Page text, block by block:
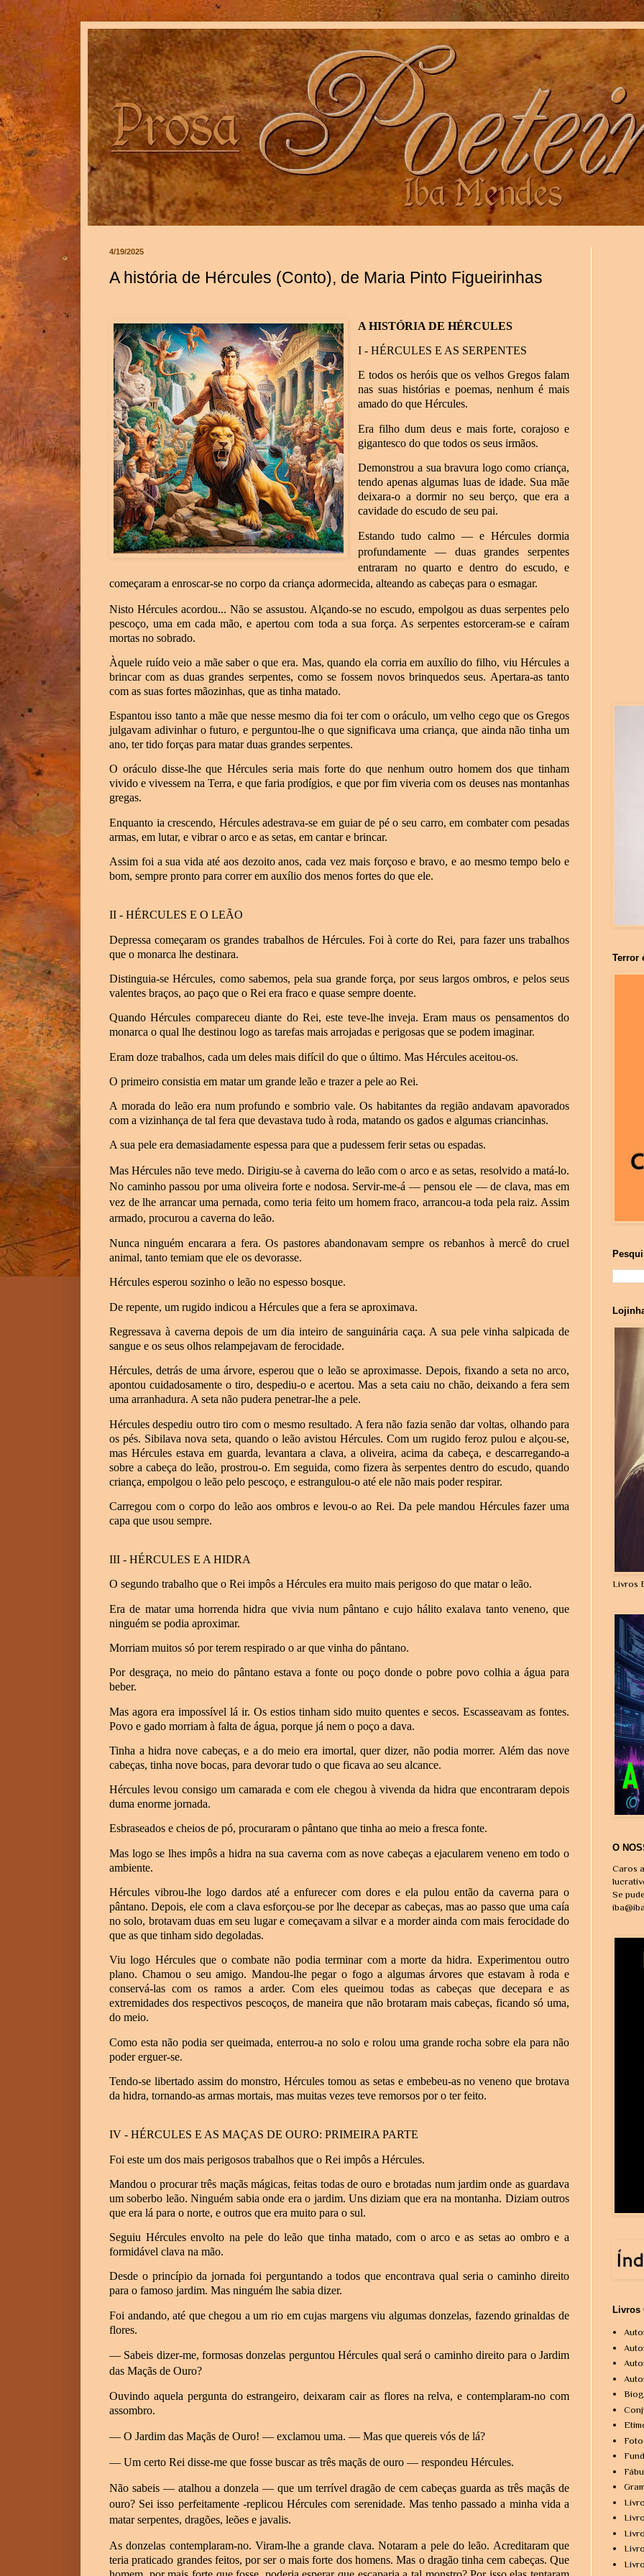
4/19/2025
A história de Hércules (Conto), de Maria Pinto Figueirinhas
A HISTÓRIA DE HÉRCULES
I - HÉRCULES E AS SERPENTES
E todos os heróis que os velhos Gregos falam
nas suas histórias e poemas, nenhum é mais
amado do que Hércules.
Era filho dum deus e mais forte, corajoso e
gigantesco do que todos os seus irmãos.
Demonstrou a sua bravura logo como criança,
tendo apenas algumas luas de idade. Sua mãe
deixara-o a dormir no seu berço, que era a
cavidade do escudo de seu pai.
Estando tudo calmo—e Hércules dormia
profundamente —duas grandes serpentes
entraram no quarto e dentro do escudo, e
começaram a enroscar-se no corpo da criança adormecida, alteando as cabeças para o esmagar.
Nisto Hércules acordou... Não se assustou. Alçando-se no escudo, empolgou as duas serpentes pelo
pescoço, uma em cada mão, e apertou com toda a sua força. As serpentes estorceram-se e caíram
mortas no sobrado.
Àquele ruído veio a mãe saber o que era. Mas, quando ela corria em auxílio do filho, viu Hércules a
brincar com as duas grandes serpentes, como se fossem novos brinquedos seus. Apertara-as tanto
com as suas fortes mãozinhas, que as tinha matado.
Espantou isso tanto a mãe que nesse mesmo dia foi ter com o oráculo, um velho cego que os Gregos
julgavam adivinhar o futuro, e perguntou-lhe o que significava uma criança, que ainda não tinha um
ano, ter tido forças para matar duas grandes serpentes.
O oráculo disse-lhe que Hércules seria mais forte do que nenhum outro homem dos que tinham
vivido e vivessem na Terra, e que faria prodígios, e que por fim viveria com os deuses nas montanhas
gregas.
Enquanto ia crescendo, Hércules adestrava-se em guiar de pé o seu carro, em combater com pesadas
armas, em lutar, e vibrar o arco e as setas, em cantar e brincar.
Assim foi a sua vida até aos dezoito anos, cada vez mais forçoso e bravo, e ao mesmo tempo belo e
bom, sempre pronto para correr em auxílio dos menos fortes do que ele.
II - HÉRCULES E O LEÃO
Depressa começaram os grandes trabalhos de Hércules. Foi à corte do Rei, para fazer uns trabalhos
que o monarca lhe destinara.
Distinguia-se Hércules, como sabemos, pela sua grande força, por seus largos ombros, e pelos seus
valentes braços, ao paço que o Rei era fraco e quase sempre doente.
Quando Hércules compareceu diante do Rei, este teve-lhe inveja. Eram maus os pensamentos do
monarca o qual lhe destinou logo as tarefas mais arrojadas e perigosas que se podem imaginar.
Eram doze trabalhos, cada um deles mais difícil do que o último. Mas Hércules aceitou-os.
O primeiro consistia em matar um grande leão e trazer a pele ao Rei.
A morada do leão era num profundo e sombrio vale. Os habitantes da região andavam apavorados
com a vizinhança de tal fera que devastava tudo à roda, matando os gados e algumas criancinhas.
A sua pele era demasiadamente espessa para que a pudessem ferir setas ou espadas.
Mas Hércules não teve medo. Dirigiu-se à caverna do leão com o arco e as setas, resolvido a matá-lo.
No caminho passou por uma oliveira forte e nodosa. Servir-me-á —pensou ele —de clava, mas em
vez de lhe arrancar uma pernada, como teria feito um homem fraco, arrancou-a toda pela raiz. Assim
armado, procurou a caverna do leão.
Nunca ninguém encarara a fera. Os pastores abandonavam sempre os rebanhos à mercê do cruel
animal, tanto temiam que ele os devorasse.
Hércules esperou sozinho o leão no espesso bosque.
De repente, um rugido indicou a Hércules que a fera se aproximava.
Regressava à caverna depois de um dia inteiro de sanguinária caça. A sua pele vinha salpicada de
sangue e os seus olhos relampejavam de ferocidade.
Hércules, detrás de uma árvore, esperou que o leão se aproximasse. Depois, fixando a seta no arco,
apontou cuidadosamente o tiro, despediu-o e acertou. Mas a seta caiu no chão, deixando a fera sem
uma arranhadura. A seta não pudera penetrar-lhe a pele.
Hércules despediu outro tiro com o mesmo resultado. A fera não fazia senão dar voltas, olhando para
os pés. Sibilava nova seta, quando o leão avistou Hércules. Com um rugido feroz pulou e alçou-se,
mas Hércules estava em guarda, levantara a clava, a oliveira, acima da cabeça, e descarregando-a
sobre a cabeça do leão, prostrou-o. Em seguida, como fizera às serpentes dentro do escudo, quando
criança, empolgou o leão pelo pescoço, e estrangulou-o até ele não mais poder respirar.
Carregou com o corpo do leão aos ombros e levou-o ao Rei. Da pele mandou Hércules fazer uma
capa que usou sempre.
III - HÉRCULES E A HIDRA
O segundo trabalho que o Rei impôs a Hércules era muito mais perigoso do que matar o leão.
Era de matar uma horrenda hidra que vivia num pântano e cujo hálito exalava tanto veneno, que
ninguém se podia aproximar.
Morriam muitos só por terem respirado o ar que vinha do pântano.
Por desgraça, no meio do pântano estava a fonte ou poço donde o pobre povo colhia a água para
beber.
Mas agora era impossível lá ir. Os estios tinham sido muito quentes e secos. Escasseavam as fontes.
Povo e gado morriam à falta de água, porque já nem o poço a dava.
Tinha a hidra nove cabeças, e a do meio era imortal, quer dizer, não podia morrer. Além das nove
cabeças, tinha nove bocas, para devorar tudo o que ficava ao seu alcance.
Hércules levou consigo um camarada e com ele chegou à vivenda da hidra que encontraram depois
duma enorme jornada.
Esbraseados e cheios de pó, procuraram o pântano que tinha ao meio a fresca fonte.
Mas logo se lhes impôs a hidra na sua caverna com as nove cabeças a ejacularem veneno em todo o
ambiente.
Hércules vibrou-lhe logo dardos até a enfurecer com dores e ela pulou então da caverna para o
pântano. Depois, ele com a clava esforçou-se por lhe decepar as cabeças, mas ao passo que uma caía
no solo, brotavam duas em seu lugar e começavam a silvar e a morder ainda com mais ferocidade do
que as que tinham sido degoladas.
Viu logo Hércules que o combate não podia terminar com a morte da hidra. Experimentou outro
plano. Chamou o seu amigo. Mandou-lhe pegar o fogo a algumas árvores que estavam à roda e
conservá-las com os ramos a arder. Com eles queimou todas as cabeças que decepara e as
extremidades dos respectivos pescoços, de maneira que não brotaram mais cabeças, ficando só uma,
do meio.
Como esta não podia ser queimada, enterrou-a no solo e rolou uma grande rocha sobre ela para não
poder erguer-se.
Tendo-se libertado assim do monstro, Hércules tomou as setas e embebeu-as no veneno que brotava
da hidra, tornando-as armas mortais, mas muitas vezes teve remorsos por o ter feito.
IV - HÉRCULES E AS MAÇAS DE OURO: PRIMEIRA PARTE
Foi este um dos mais perigosos trabalhos que o Rei impôs a Hércules.
Mandou o procurar três maçãs mágicas, feitas todas de ouro e brotadas num jardim onde as guardava
um soberbo leão. Ninguém sabia onde era o jardim. Uns diziam que era na montanha. Diziam outros
que era lá para o norte, e outros que era muito para o sul.
Seguiu Hércules envolto na pele do leão que tinha matado, com o arco e as setas ao ombro e a
formidável clava na mão.
Desde o princípio da jornada foi perguntando a todos que encontrava qual seria o caminho direito
para o famoso jardim. Mas ninguém lhe sabia dizer.
Foi andando, até que chegou a um rio em cujas margens viu algumas donzelas, fazendo grinaldas de
flores.
— Sabeis dizer-me, formosas donzelas perguntou Hércules qual será o caminho direito para o Jardim
das Maçãs de Ouro?
Ouvindo aquela pergunta do estrangeiro, deixaram cair as flores na relva, e contemplaram-no com
assombro.
— O Jardim das Maçãs de Ouro! — exclamou uma. — Mas que quereis vós de lá?
— Um certo Rei disse-me que fosse buscar as três maçãs de ouro — respondeu Hércules.
Não sabeis —atalhou a donzela — que um terrível dragão de cem cabeças guarda as três maçãs de
ouro? Sei isso perfeitamente -replicou Hércules com serenidade. Mas tenho passado a minha vida a
matar serpentes, dragões, leões e javalis.
As donzelas contemplaram-no. Viram-lhe a grande clava. Notaram a pele do leão. Acreditaram que
teria praticado grandes feitos, por ser o mais forte dos homens. Mas o dragão tinha cem cabeças. Que
Terror
Livros
O
Caros
Se
Livros